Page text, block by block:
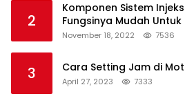
2
Komponen Sistem
Fungsinya Mudah
November 18, 2022 7536
3 Cara Setting Jam di
April 27, 2023 7333